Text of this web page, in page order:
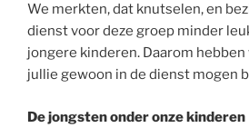
We merkten, dat knutselen, en
dienst voor deze groep minder
jongere kinderen. Daarom
jullie gewoon in de dienst mogen
De jongsten onder onze kinderen